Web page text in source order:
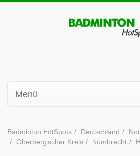
Menü
Badminton HotSpots Deutschland
Oberbergischer Kreis
Nümbrecht